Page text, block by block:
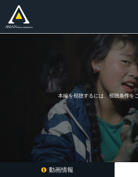
本編を視聴するには、視聴条件を
動画情報